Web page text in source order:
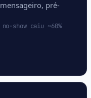
pré-
show caiu ~60%